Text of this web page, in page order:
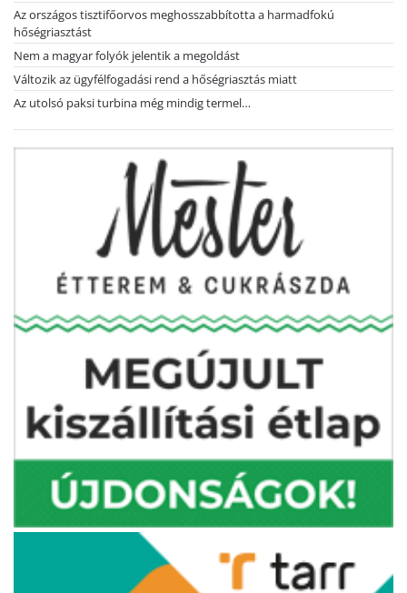
Az országos tisztifőorvos meghosszabbította a harmadfokú
hőségriasztást
Nem a magyar folyók jelentik a megoldást
Változik az ügyfélfogadási rend a hőségriasztás miatt
Az utolsó paksi turbina még mindig termel…